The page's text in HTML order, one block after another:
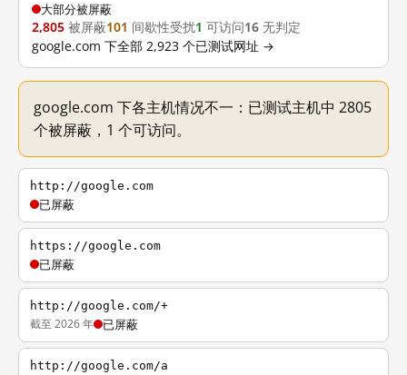
大部分被屏蔽
2,805 被屏蔽101 间歇性受扰1 可访问16 无判定
google.com 下全部 2,923 个已测试网址 →
google.com 下各主机情况不一：已测试主机中 2805
个被屏蔽，1 个可访问。
http://google.com
已屏蔽
https://google.com
已屏蔽
http://google.com/+
截至 2026 年 已屏蔽
http://google.com/a